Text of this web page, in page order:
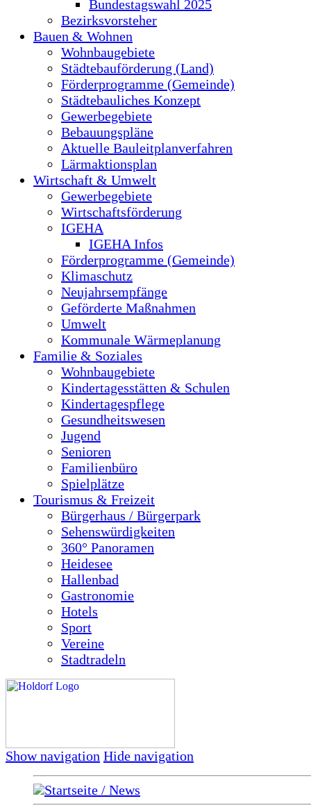
Bundestagswahl 2025
Bezirksvorsteher
Bauen & Wohnen
Wohnbaugebiete
Städtebauförderung (Land)
Förderprogramme (Gemeinde)
Städtebauliches Konzept
Gewerbegebiete
Bebauungspläne
Aktuelle Bauleitplanverfahren
Lärmaktionsplan
Wirtschaft & Umwelt
Gewerbegebiete
Wirtschaftsförderung
IGEHA
IGEHA Infos
Förderprogramme (Gemeinde)
Klimaschutz
Neujahrsempfänge
Geförderte Maßnahmen
Umwelt
Kommunale Wärmeplanung
Familie & Soziales
Wohnbaugebiete
Kindertagesstätten & Schulen
Kindertagespflege
Gesundheitswesen
Jugend
Senioren
Familienbüro
Spielplätze
Tourismus & Freizeit
Bürgerhaus / Bürgerpark
Sehenswürdigkeiten
360° Panoramen
Heidesee
Hallenbad
Gastronomie
Hotels
Sport
Vereine
Stadtradeln
Show navigation Hide navigation
Startseite / News